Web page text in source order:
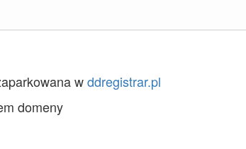
wddregistrar.pl
domeny